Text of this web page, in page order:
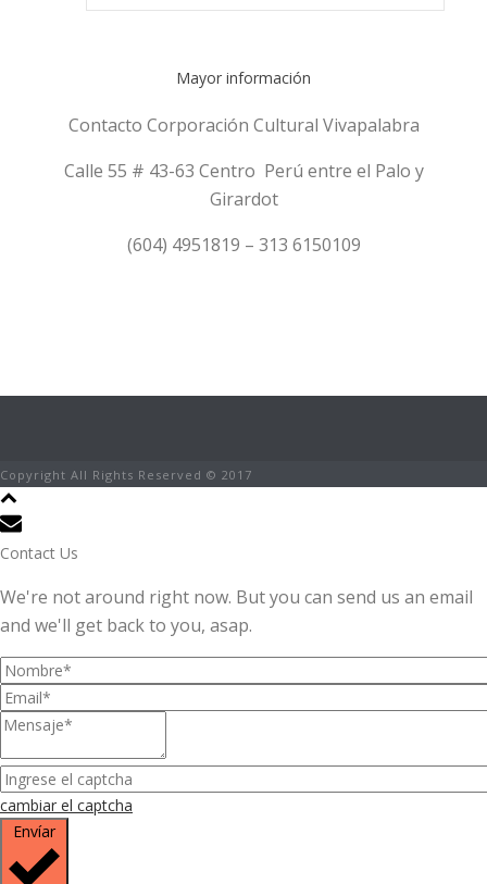
Mayor información
Contacto Corporación Cultural Vivapalabra
Calle 55 # 43-63 Centro Perú entre el Palo y
Girardot
(604) 4951819 – 313 6150109
Copyright All Rights Reserved © 2017
Contact Us
We're not around right now. But you can send us an email
and we'll get back to you, asap.
cambiar el captcha
Envíar